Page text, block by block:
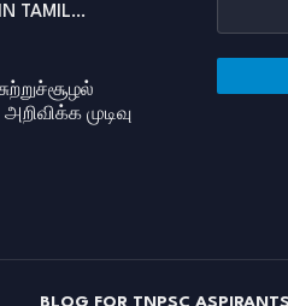
TAMIL
முடிவு